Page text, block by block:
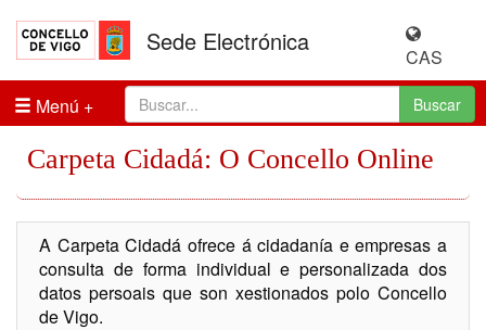
Sede Electrónica
CAS
Menú
Buscar
Carpeta Cidadá: O Concello Online
A Carpeta Cidadá ofrece á cidadanía e empresas a
consulta de forma individual e personalizada dos
datos persoais que son xestionados polo Concello
de Vigo.